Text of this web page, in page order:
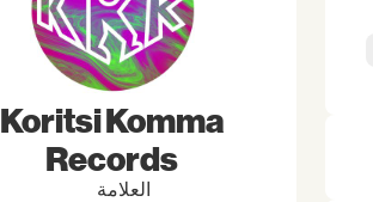
Koritsi Komma
Records
العلامة